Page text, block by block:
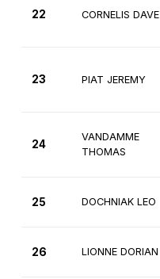
22 CORNELIS DAVE
23 PIAT JEREMY
24
VANDAMME
THOMAS
25 DOCHNIAK LEO
26 LIONNE DORIAN